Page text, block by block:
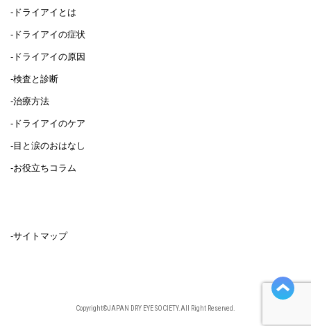
-ドライアイとは
-ドライアイの症状
-ドライアイの原因
-検査と診断
-治療方法
-ドライアイのケア
-目と涙のおはなし
-お役立ちコラム
-サイトマップ
Copyright©JAPAN DRY EYE SOCIETY.All Right Reserved.